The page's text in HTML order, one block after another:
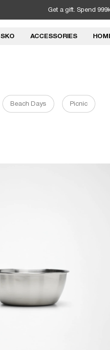
Get a gift. Spend
SKO ACCESSORIES
Beach Days Picnic